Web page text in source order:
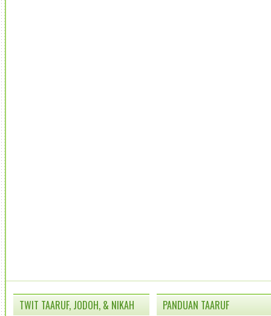
TWIT TAARUF, JODOH, & NIKAH PANDUAN TAARUF